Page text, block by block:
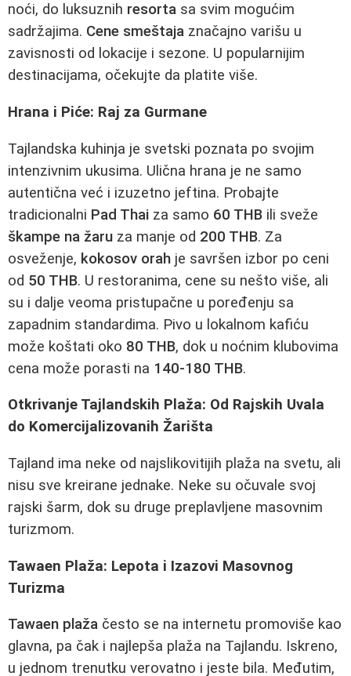
noći, do luksuznih resorta sa svim mogućim
sadržajima. Cene smeštaja značajno varišu u
zavisnosti od lokacije i sezone. U popularnijim
destinacijama, očekujte da platite više.
Hrana i Piće: Raj za Gurmane
Tajlandska kuhinja je svetski poznata po svojim
intenzivnim ukusima. Ulična hrana je ne samo
autentična već i izuzetno jeftina. Probajte
tradicionalni Pad Thai za samo 60 THB ili sveže
škampe na žaru za manje od 200 THB. Za
osveženje, kokosov orah je savršen izbor po ceni
od 50 THB. U restoranima, cene su nešto više, ali
su i dalje veoma pristupačne u poređenju sa
zapadnim standardima. Pivo u lokalnom kafiću
može koštati oko 80 THB, dok u noćnim klubovima
cena može porasti na 140-180 THB.
Otkrivanje Tajlandskih Plaža: Od Rajskih Uvala
do Komercijalizovanih Žarišta
Tajland ima neke od najslikovitijih plaža na svetu, ali
nisu sve kreirane jednake. Neke su očuvale svoj
rajski šarm, dok su druge preplavljene masovnim
turizmom.
Tawaen Plaža: Lepota i Izazovi Masovnog
Turizma
Tawaen plaža često se na internetu promoviše kao
glavna, pa čak i najlepša plaža na Tajlandu. Iskreno,
u jednom trenutku verovatno i jeste bila. Međutim,